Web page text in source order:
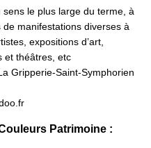
le plus large du terme, à
manifestations diverses à
expositions d’art,
et théâtres, etc
Gripperie-Saint-Symphorien
Patrimoine :